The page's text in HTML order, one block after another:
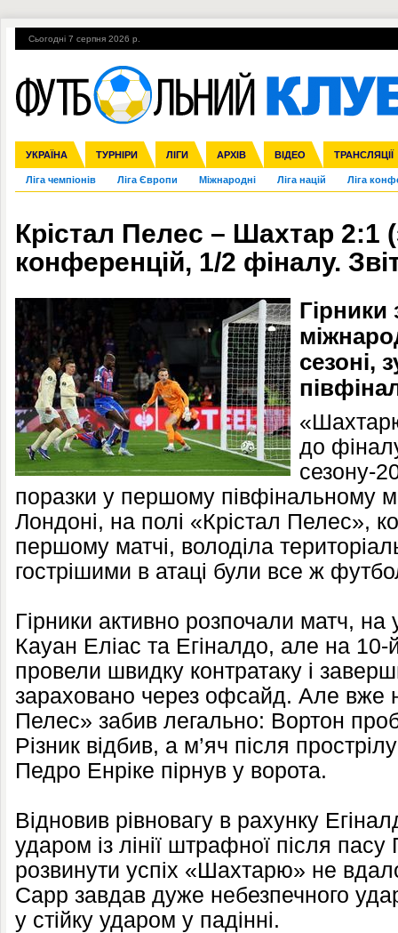
Сьогодні 7 серпня 2026 р.
УКРАЇНА ТУРНІРИ ЛІГИ АРХІВ ВІДЕО ТРАНСЛЯЦІЇ
Збірна Прем'єр-ліга Перша ліга Друга ліга Кубок України
Ліга чемпіонів Ліга Європи Міжнародні Ліга націй Ліга
Англія Іспанія Італія Німеччина Франція Інші
ЧС-2014 ЄВРО-2016 Росія Кубок конфедерацій ЧЄ-2015 (U-
Гарячі теми УПЛ, 1-й тур ВІЙНА УПЛ-ПЕРЕХОДИ
Крістал Пелес – Шахтар 2:1
конференцій, 1/2 фіналу.
сезоні,
до
сезону-
поразки у першому півфінальному
Лондоні, на полі «Крістал Пелес»,
першому матчі, володіла
гострішими в атаці були все ж
Гірники активно розпочали матч,
Кауан Еліас та Егіналдо, але на 10-
провели швидку контратаку і
зараховано через офсайд. Але вже
Пелес» забив легально: Вортон
Різник відбив, а м’яч після
Педро Енріке пірнув у ворота.
Відновив рівновагу в рахунку
ударом із лінії штрафної після
розвинути успіх «Шахтарю» не
Сарр завдав дуже небезпечного
у стійку ударом у падінні.